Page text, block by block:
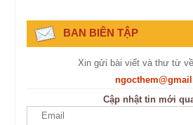
BAN BIÊN TẬP
Xin gửi bài viết và thư từ
Cập nhật tin mới